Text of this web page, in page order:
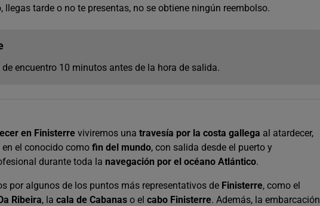
tarde o no te presentas, no se obtiene ningún reembolso.
encuentro 10 minutos antes de la hora de salida.
en Finisterre viviremos una travesía por la costa gallega al atardecer,
el conocido como fin del mundo, con salida desde el puerto y
durante toda la navegación por el océano Atlántico.
por algunos de los puntos más representativos de Finisterre, como el
Ribeira, la cala de Cabanas o el cabo Finisterre. Además, la embarcación